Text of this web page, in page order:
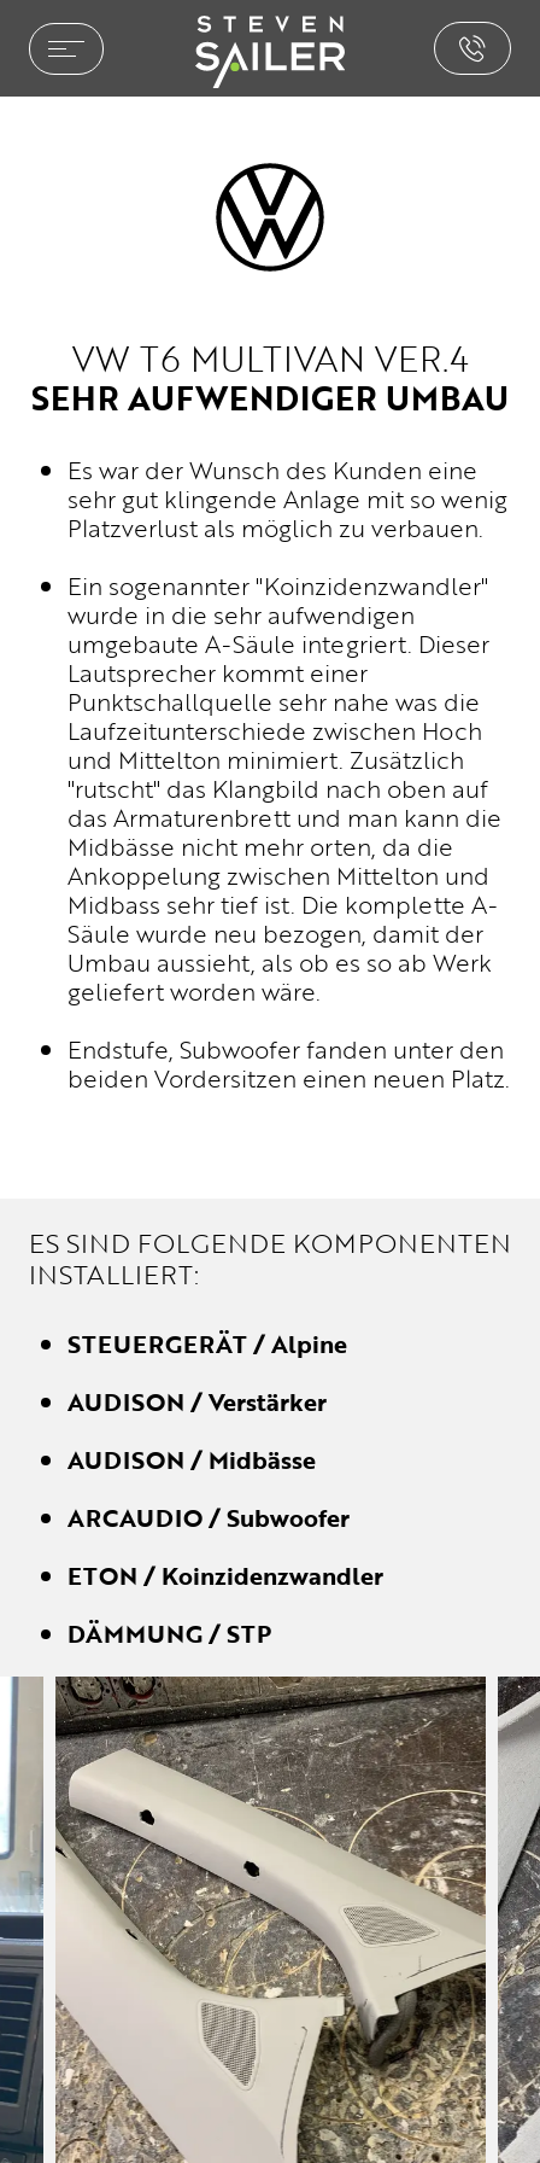
VW T6 MULTIVAN VER.4
SEHR AUFWENDIGER UMBAU
Es war der Wunsch des Kunden eine
sehr gut klingende Anlage mit so wenig
Platzverlust als möglich zu verbauen.
Ein sogenannter "Koinzidenzwandler"
wurde in die sehr aufwendigen
umgebaute A-Säule integriert. Dieser
Lautsprecher kommt einer
Punktschallquelle sehr nahe was die
Laufzeitunterschiede zwischen Hoch
und Mittelton minimiert. Zusätzlich
"rutscht" das Klangbild nach oben auf
das Armaturenbrett und man kann die
Midbässe nicht mehr orten, da die
Ankoppelung zwischen Mittelton und
Midbass sehr tief ist. Die komplette A-
Säule wurde neu bezogen, damit der
Umbau aussieht, als ob es so ab Werk
geliefert worden wäre.
Endstufe, Subwoofer fanden unter den
beiden Vordersitzen einen neuen Platz.
ES SIND FOLGENDE KOMPONENTEN
INSTALLIERT:
STEUERGERÄT / Alpine
AUDISON / Verstärker
AUDISON / Midbässe
ARCAUDIO / Subwoofer
ETON / Koinzidenzwandler
DÄMMUNG / STP
AUSZEICHNUNGEN
NEWS
BROCHURE.PDF
SOUND & AKUSTIK
PAKETE & LÖSUNGEN
INSTALLATIONEN
WM-TEILNAHME
PHILOSOPHIE
PRESSE
NEWS
BROCHURE.PDF